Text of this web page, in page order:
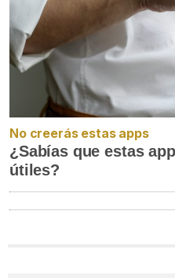
No creerás estas apps
¿Sabías que estas
útiles?